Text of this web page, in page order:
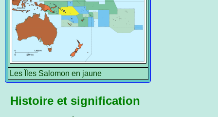
Les Îles Salomon en jaune
Histoire et signification